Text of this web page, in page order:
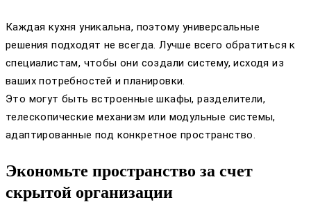
Каждая кухня уникальна, поэтому универсальные
решения подходят не всегда. Лучше всего обратиться к
специалистам, чтобы они создали систему, исходя из
ваших потребностей и планировки.
Это могут быть встроенные шкафы, разделители,
телескопические механизм или модульные системы,
адаптированные под конкретное пространство.
Экономьте пространство за счет
скрытой организации